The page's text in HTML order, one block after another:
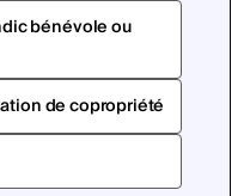
bénévole ou
de copropriété